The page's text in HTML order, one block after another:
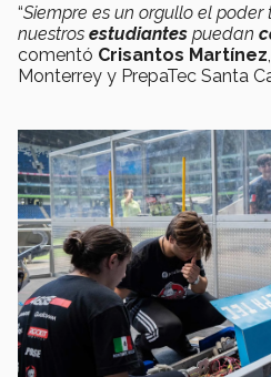
“Siempre es un orgullo el
nuestros estudiantes puedan
comentó Crisantos Martínez
Monterrey y PrepaTec Santa